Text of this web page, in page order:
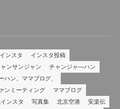
インスタ
インスタ投稿
ンサンジャン
チャンジャ―ハン
ハン、ママブログ、
ンミーティング
ママブログ
ンスタ 写真集 北京空港
安楽伝